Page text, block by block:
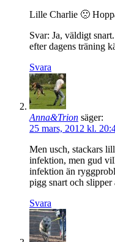
Lille Charlie 🙁
Svar: Ja, väldigt
efter dagens träning
Svara
Anna&Trion säger:
25 mars, 2012 kl.
Men usch, stackars
infektion, men gud
infektion än
pigg snart och
Svara